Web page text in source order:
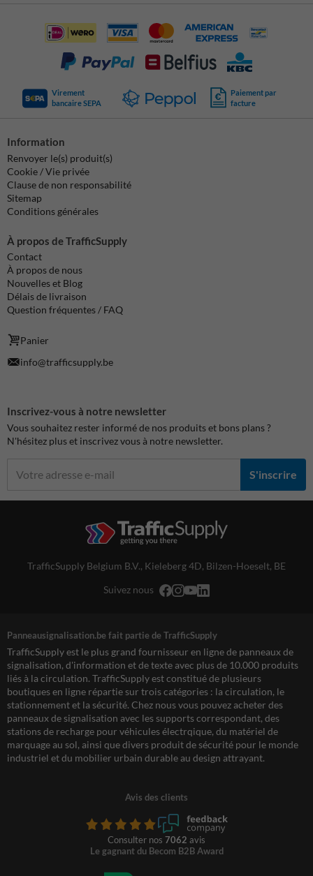
Virement
bancaire SEPA
Paiement par
facture
Information
Renvoyer le(s) produit(s)
Cookie / Vie privée
Clause de non responsabilité
Sitemap
Conditions générales
À propos de TrafficSupply
Contact
À propos de nous
Nouvelles et Blog
Délais de livraison
Question fréquentes / FAQ
Panier
info@trafficsupply.be
Inscrivez-vous à notre newsletter
Vous souhaitez rester informé de nos produits et bons plans ?
N'hésitez plus et inscrivez vous à notre newsletter.
S'inscrire
TrafficSupply Belgium B.V., Kieleberg 4D, Bilzen-Hoeselt, BE
Suivez nous
Panneausignalisation.be fait partie de TrafficSupply
TrafficSupply est le plus grand fournisseur en ligne de panneaux de
signalisation, d'information et de texte avec plus de 10.000 produits
liés à la circulation. TrafficSupply est constitué de plusieurs
boutiques en ligne répartie sur trois catégories : la circulation, le
stationnement et la sécurité. Chez nous vous pouvez acheter des
panneaux de signalisation avec les supports correspondant, des
stations de recharge pour véhicules électrqique, du matériel de
marquage au sol, ainsi que divers produit de sécurité pour le monde
industriel et du mobilier urbain durable au design attrayant.
Avis des clients
Consulter nos 7062 avis
Le gagnant du Becom B2B Award